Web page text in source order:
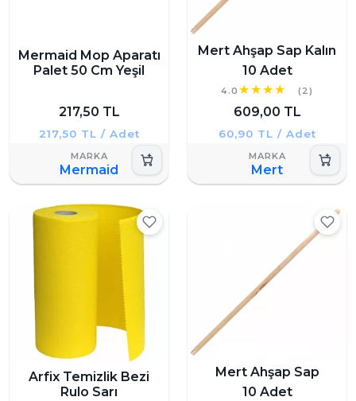
Mermaid Mop Aparatı
Palet 50 Cm Yeşil
217,50 TL
217,50 TL / Adet
Mermaid
Mert Ahşap Sap Kalın
10 Adet
4.0 (2)
609,00 TL
60,90 TL / Adet
Mert
Arfix Temizlik Bezi
Rulo Sarı
Mert Ahşap Sap
10 Adet